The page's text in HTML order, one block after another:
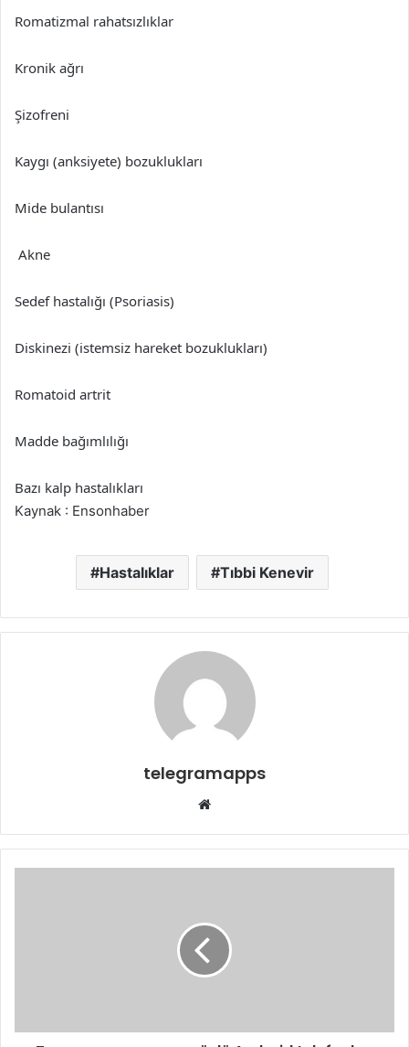
Romatizmal rahatsızlıklar
Kronik ağrı
Şizofreni
Kaygı (anksiyete) bozuklukları
Mide bulantısı
Akne
Sedef hastalığı (Psoriasis)
Diskinezi (istemsiz hareket bozuklukları)
Romatoid artrit
Madde bağımlılığı
Bazı kalp hastalıkları
Kaynak : Ensonhaber
Hastalıklar Tıbbi Kenevir
telegramapps
Web